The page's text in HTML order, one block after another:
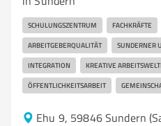
SCHULUNGSZENTRUM FACHKRÄFTE
ARBEITGEBERQUALITÄT SUNDERNER
INTEGRATION KREATIVE
ÖFFENTLICHKEITSARBEIT
Ehu 9, 59846 Sundern